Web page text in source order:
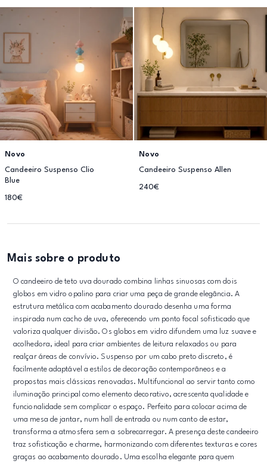
Novo
Candeeiro Suspenso Clio
Blue
180€
Novo
Candeeiro Suspenso Allen
240€
Mais sobre o produto
O candeeiro de teto uva dourado combina linhas sinuosas com dois
globos em vidro opalino para criar uma peça de grande elegância. A
estrutura metálica com acabamento dourado desenha uma forma
inspirada num cacho de uva, oferecendo um ponto focal sofisticado que
valoriza qualquer divisão. Os globos em vidro difundem uma luz suave e
acolhedora, ideal para criar ambientes de leitura relaxados ou para
realçar áreas de convívio. Suspenso por um cabo preto discreto, é
facilmente adaptável a estilos de decoração contemporâneos e a
propostas mais clássicas renovadas. Multifuncional ao servir tanto como
iluminação principal como elemento decorativo, acrescenta qualidade e
funcionalidade sem complicar o espaço. Perfeito para colocar acima de
uma mesa de jantar, num hall de entrada ou num canto de estar,
transforma a atmosfera sem a sobrecarregar. A presença deste candeeiro
traz sofisticação e charme, harmonizando com diferentes texturas e cores
graças ao acabamento dourado. Uma escolha elegante para quem